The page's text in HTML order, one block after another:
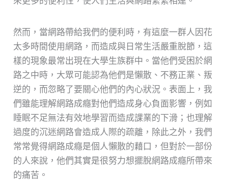
然而，當網路帶給我們的便利時，有這麼一群人因花
太多時間使用網路，而造成與日常生活嚴重脫節，這
樣的現象最常出現在大學生族群中。當他們受困於網
路之中時，大眾可能認為他們是懶散、不務正業、叛
逆的，而忽略了要關心他們的內心狀況。表面上，我
們雖能理解網路成癮對他們造成身心負面影響，例如
睡眠不足無法有效地學習而造成課業的下滑；也理解
過度的沉迷網路會造成人際的疏離，除此之外，我們
常常覺得網路成癮是個人懶散的藉口，但對於一部份
的人來說，他們其實是很努力想擺脫網路成癮所帶來
的痛苦。